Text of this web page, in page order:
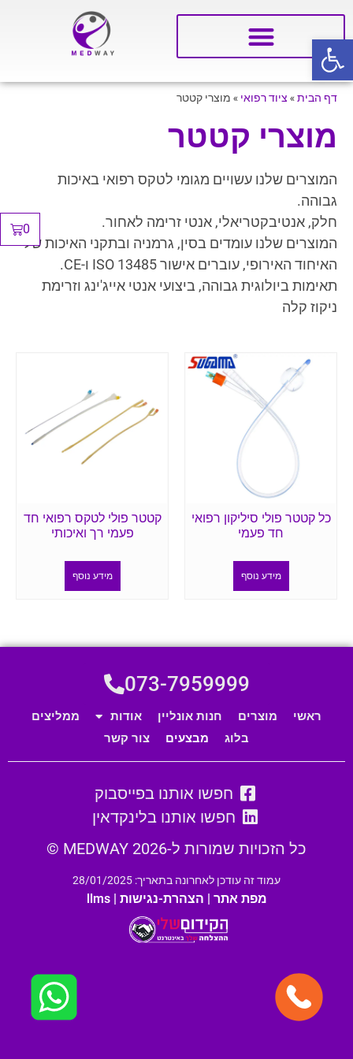
פתח סרגל נגישות
0
דף הבית» ציוד רפואי » מוצרי קטטר
מוצרי קטטר
המוצרים שלנו עשויים מגומי לטקס רפואי באיכות
גבוהה.
חלק, אנטיבקטריאלי, אנטי זרימה לאחור.
המוצרים שלנו עומדים בסין, גרמניה ובתקני האיכות של
האיחוד האירופי, עוברים אישור ISO 13485 ו-CE.
תאימות ביולוגית גבוהה, ביצועי אנטי אייג'ינג וזרימת
ניקוז קלה
כל קטטר פולי סיליקון רפואי
חד פעמי
מידע נוסף
קטטר פולי לטקס רפואי חד
פעמי רך ואיכותי
מידע נוסף
073-7959999
ראשי מוצרים חנות אונליין אודות
ממליצים
בלוג
מבצעים צור קשר
חפשו אותנו בפייסבוק
חפשו אותנו בלינקדאין
כל הזכויות שמורות ל-MEDWAY 2026 ©
עמוד זה עודכן לאחרונה בתאריך: 28/01/2025
מפת אתר | הצהרת-נגישות |
llms